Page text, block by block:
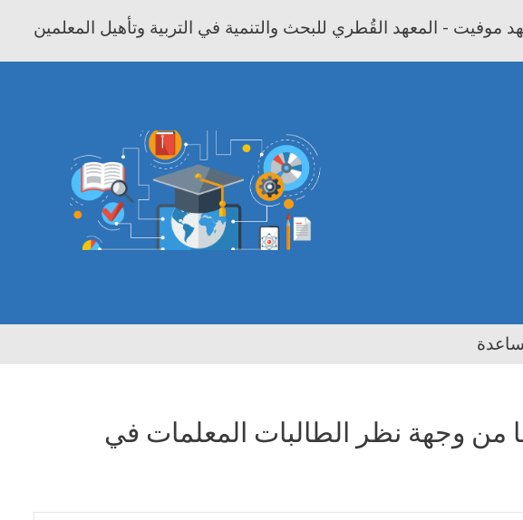
موفيت - المعهد القُطري للبحث والتنمية في التربية وتأهيل المعلمين
من وجهة نظر الطالبات المعلمات في